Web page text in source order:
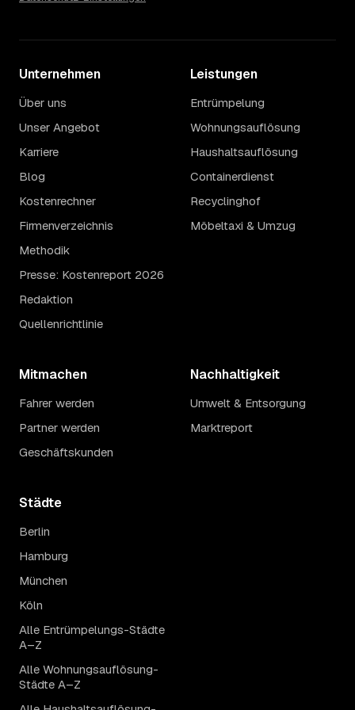
Unternehmen
Über uns
Unser Angebot
Karriere
Blog
Kostenrechner
Firmenverzeichnis
Methodik
Presse: Kostenreport 2026
Redaktion
Quellenrichtlinie
Leistungen
Entrümpelung
Wohnungsauflösung
Haushaltsauflösung
Containerdienst
Recyclinghof
Möbeltaxi & Umzug
Mitmachen
Fahrer werden
Partner werden
Geschäftskunden
Nachhaltigkeit
Umwelt & Entsorgung
Marktreport
Städte
Berlin
Hamburg
München
Köln
Alle Entrümpelungs-Städte
A–Z
Alle Wohnungsauflösung-
Städte A–Z